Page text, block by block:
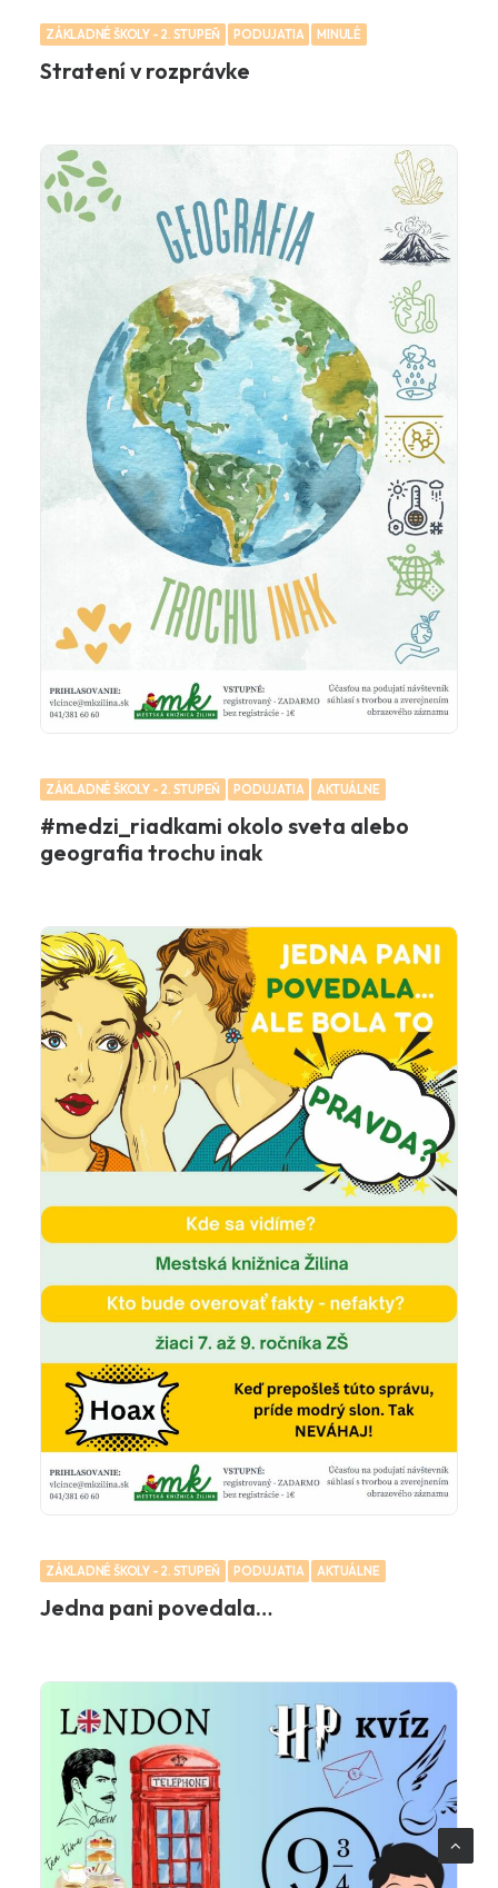
ZÁKLADNÉ ŠKOLY - 2. STUPEŇ PODUJATIA MINULÉ
Stratení v rozprávke
ZÁKLADNÉ ŠKOLY - 2. STUPEŇ PODUJATIA AKTUÁLNE
#medzi_riadkami okolo sveta alebo
geografia trochu inak
ZÁKLADNÉ ŠKOLY - 2. STUPEŇ PODUJATIA AKTUÁLNE
Jedna pani povedala…